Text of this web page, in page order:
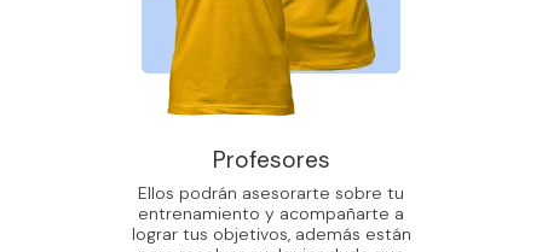
Profesores
Ellos podrán asesorarte sobre tu
entrenamiento y acompañarte a
lograr tus objetivos, además están